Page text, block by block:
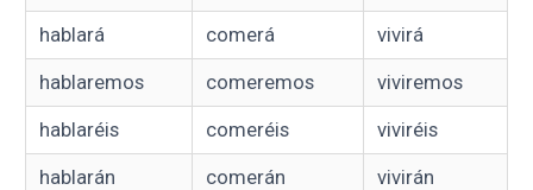
hablará
comerá
vivirá
hablaremos
comeremos
viviremos
hablaréis
comeréis
viviréis
hablarán
comerán vivirán